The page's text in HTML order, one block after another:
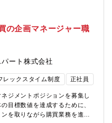
したシームレスな情報連携、
務」を再設計する専門性によ
を最前線で支えてきました。
に拡大しており、当社自身も
ズを迎えています。この高い
生産性向上が急務です。社員
務に集中できるよう、全社的
求められています。その変革
を掛け合わせることで、効率
の成長に必要不可欠なミッシ
新たに全社横断の変革をリー
の企画マネージャー職
ート株式会社
レックスタイム制度 正社員
ジメントポジションを募集し
目標数値を達成するために、
を取りながら購買業務を進め